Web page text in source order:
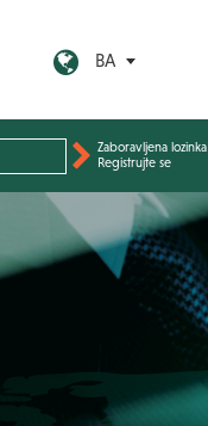
BA
Zaboravljena lozinka
Registrujte se